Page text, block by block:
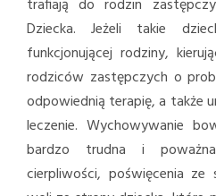
trafiają do rodzin
Dziecka. Jeżeli takie
funkcjonującej rodziny,
rodziców zastępczych o
odpowiednią terapię, a także
leczenie. Wychowywanie
bardzo trudna i
cierpliwości, poświęcenia